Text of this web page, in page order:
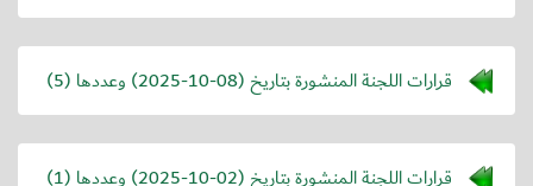
قرارات اللجنة المنشورة بتاريخ (2025-10-08) وعددها (5)
قرارات اللجنة المنشورة بتاريخ (2025-10-02) وعددها (1)